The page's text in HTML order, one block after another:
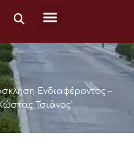
Ενδιαφέροντος –
Τσιάνος”